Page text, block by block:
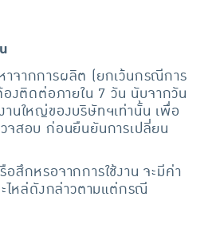
จากการผลิต (ยกเว้นกรณีการ
งติดต่อภายใน 7 วัน นับจากวัน
านใหญ่ของบริษัทฯเท่านั้น เพื่อ
จสอบ ก่อนยืนยันการเปลี่ยน
สึกหรอจากการใช้งาน จะมีค่า
ะไหล่ดังกล่าวตามแต่กรณี